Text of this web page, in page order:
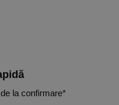
la confirmare*